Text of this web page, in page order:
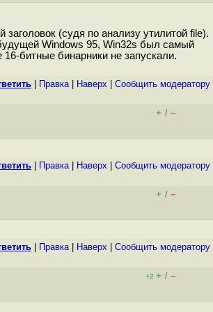
(судя по анализу утилитой file).
Windows 95, Win32s был самый
битные бинарники не запускали.
Правка| Наверх Cообщить модератору
+ / –
Правка| Наверх Cообщить модератору
+ / –
Правка| Наверх Cообщить модератору
+2 + / –